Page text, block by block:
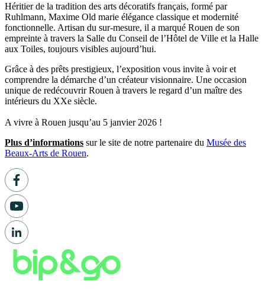
Héritier de la tradition des arts décoratifs français, formé par
Ruhlmann, Maxime Old marie élégance classique et modernité
fonctionnelle. Artisan du sur-mesure, il a marqué Rouen de son
empreinte à travers la Salle du Conseil de l’Hôtel de Ville et la Halle
aux Toiles, toujours visibles aujourd’hui.
Grâce à des prêts prestigieux, l’exposition vous invite à voir et
comprendre la démarche d’un créateur visionnaire. Une occasion
unique de redécouvrir Rouen à travers le regard d’un maître des
intérieurs du XXe siècle.
A vivre à Rouen jusqu’au 5 janvier 2026 !
Plus d’informations sur le site de notre partenaire du Musée des
Beaux-Arts de Rouen.